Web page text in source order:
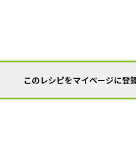
このレシピをマイページに登